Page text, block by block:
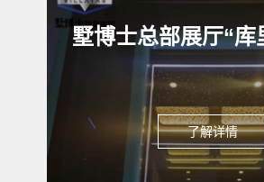
墅博士总部展厅“库
了解详情